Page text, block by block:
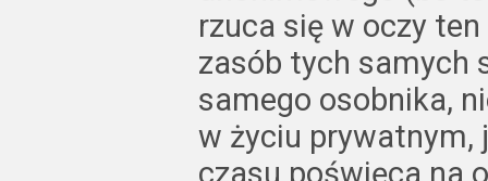
rzuca się w oczy
zasób tych samych
samego osobnika,
w życiu prywatnym,
czasu poświęca na